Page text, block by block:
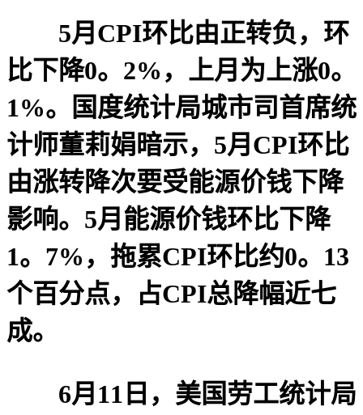
5月CPI环比由正转负，环
比下降0。2%，上月为上涨0。
1%。国度统计局城市司首席统
计师董莉娟暗示，5月CPI环比
由涨转降次要受能源价钱下降
影响。5月能源价钱环比下降
1。7%，拖累CPI环比约0。13
个百分点，占CPI总降幅近七
成。
6月11日，美国劳工统计局